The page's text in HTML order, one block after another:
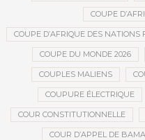
COUPE
COUPE D’AFRIQUE DES NATIONS
COUPE DU MONDE 2026
COUPLES MALIENS
COUPURE ÉLECTRIQUE
COUR CONSTITUTIONNELLE
COUR D’APPEL DE